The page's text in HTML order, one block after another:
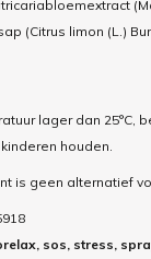
(Citrus limon (L.)
lager dan 25°C,
houden.
is geen alternatief
sos, stress,